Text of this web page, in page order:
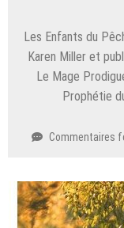
Les Enfants du
Karen Miller et
Le Mage
Prophétie
Commentaires